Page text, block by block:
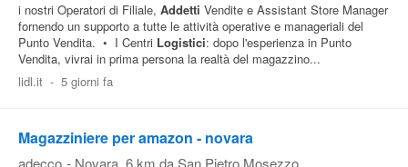
i nostri Operatori di Filiale, Addetti Vendite e Assistant Store Manager
fornendo un supporto a tutte le attività operative e manageriali del
Punto Vendita. • I Centri Logistici: dopo l'esperienza in Punto
Vendita, vivrai in prima persona la realtà del magazzino...
lidl.it - 5 giorni fa
Magazziniere per amazon - novara
adecco - Novara, 6 km da San Pietro Mosezzo